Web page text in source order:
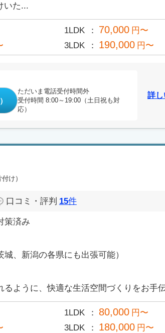
いた...
1LDK 70,000 円〜
3LDK 190,000 円〜
ただいま電話受付時間外
受付時間 8:00～19:00（土日祝も対
応）
詳
け）
口コミ・評判 15件
策済み
城、新潟の各県にも出張可能）
るように、快適な生活空間づくりをお手
1LDK 80,000 円〜
3LDK 180,000 円〜